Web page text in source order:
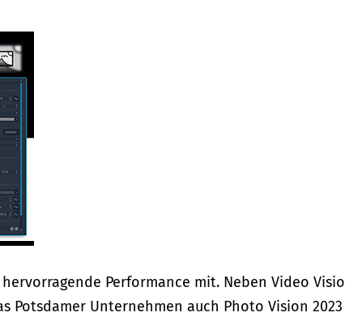
Performance mit. Neben Video
Unternehmen auch Photo Vision